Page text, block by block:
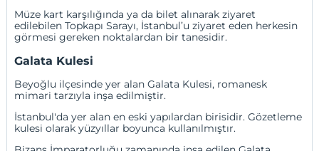
Müze kart karşılığında ya da bilet alınarak ziyaret
edilebilen Topkapı Sarayı, İstanbul’u ziyaret eden herkesin
görmesi gereken noktalardan bir tanesidir.
Galata Kulesi
Beyoğlu ilçesinde yer alan Galata Kulesi, romanesk
mimari tarzıyla inşa edilmiştir.
İstanbul'da yer alan en eski yapılardan birisidir. Gözetleme
kulesi olarak yüzyıllar boyunca kullanılmıştır.